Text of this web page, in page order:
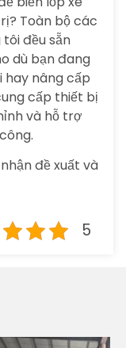
Toàn bộ các
đều sẵn
dù bạn đang
hay nâng cấp
cấp thiết bị
và hỗ trợ
đề xuất và
5